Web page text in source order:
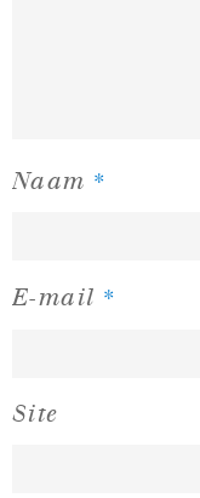
Naam *
E-mail *
Site